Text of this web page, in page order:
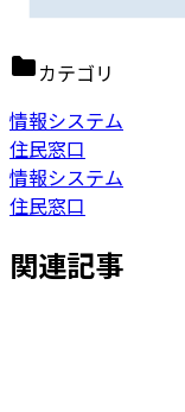
カテゴリ
情報システム
住民窓口
情報システム
住民窓口
関連記事